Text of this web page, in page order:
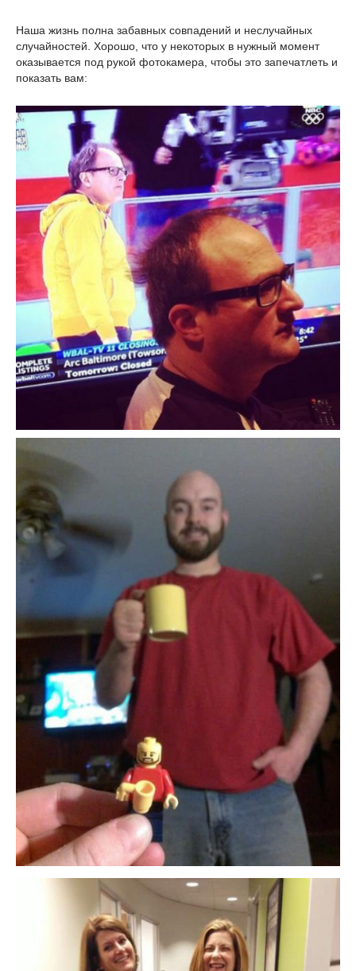
Наша жизнь полна забавных совпадений и неслучайных
случайностей. Хорошо, что у некоторых в нужный момент
оказывается под рукой фотокамера, чтобы это запечатлеть и
показать вам: